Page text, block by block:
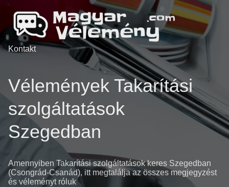
Kontakt
Vélemények Takarítási
szolgáltatások
Szegedban
Amennyiben Takarítási szolgáltatások keres Szegedban
(Csongrád-Csanád), itt megtalálja az összes megjegyzést
és véleményt róluk